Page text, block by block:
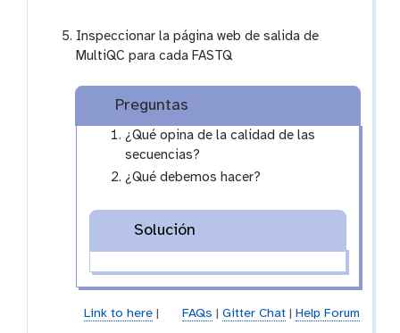
t
Inspeccionar la página web de salida de
MultiQC para cada FASTQ
Preguntas
¿Qué opina de la calidad de las
secuencias?
¿Qué debemos hacer?
Solución
Link to here| FAQs | Gitter Chat| Help Forum